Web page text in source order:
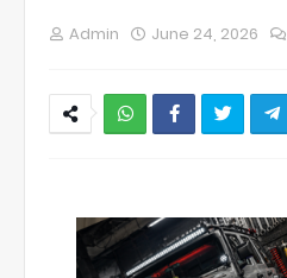
Admin June 24, 2026